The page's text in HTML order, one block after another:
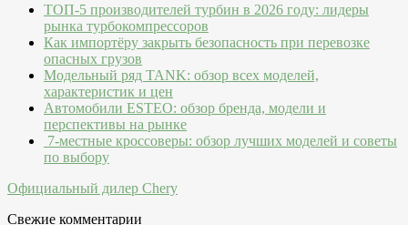
ТОП-5 производителей турбин в 2026 году: лидеры
рынка турбокомпрессоров
Как импортёру закрыть безопасность при перевозке
опасных грузов
Модельный ряд TANK: обзор всех моделей,
характеристик и цен
Автомобили ESTEO: обзор бренда, модели и
перспективы на рынке
7-местные кроссоверы: обзор лучших моделей и советы
по выбору
Официальный дилер Chery
Свежие комментарии